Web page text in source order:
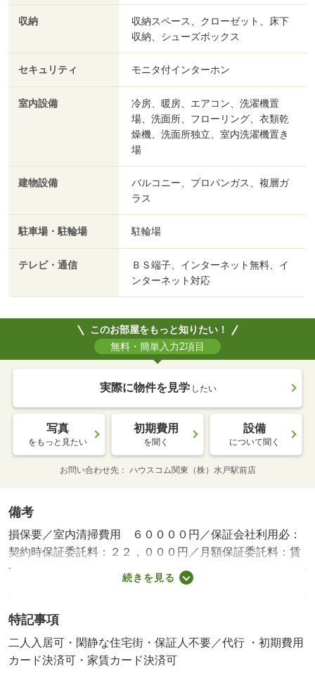
収納
収納スペース、クローゼット、床下
収納、シューズボックス
セキュリティ モニタ付インターホン
室内設備
冷房、暖房、エアコン、洗濯機置
場、洗面所、フローリング、衣類乾
燥機、洗面所独立、室内洗濯機置き
場
建物設備
バルコニー、プロパンガス、複層ガ
ラス
駐車場・駐輪場 駐輪場
テレビ・通信
ＢＳ端子、インターネット無料、イ
ンターネット対応
このお部屋をもっと知りたい！
無料・簡単入力2項目
実際に物件を見学 したい
写真
をもっと見たい
初期費用
を聞く
設備
について聞く
お問い合わせ先 ハウスコム関東（株）水戸駅前店
備考
損保要／室内清掃費用 ６００００円／保証会社利用必：
契約時保証委託料：２２，０００円／月額保証委託料：賃
料総額の２．２％又は５．５％／二人入居可／事務所利用
不可／火災保険要加入／更新事務手数料２２ ０００円／
／鍵セット費３ ３００円／バストイレ別／バルコニー／
エアコン／ガスコンロ対応／クロゼット／フローリング／
ＴＶインターホン／浴室乾燥機／室内洗濯置／シューズボ
続きを見る
特記事項
二人入居可・閑静な住宅街・保証人不要／代行 ・初期費用
カード決済可・家賃カード決済可